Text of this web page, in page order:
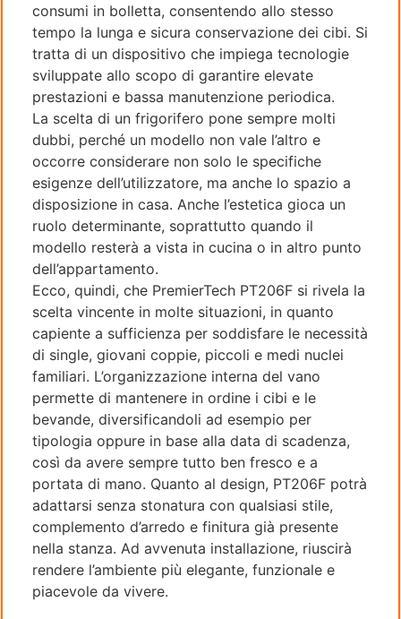
consumi in bolletta, consentendo allo stesso
tempo la lunga e sicura conservazione dei cibi. Si
tratta di un dispositivo che impiega tecnologie
sviluppate allo scopo di garantire elevate
prestazioni e bassa manutenzione periodica.
La scelta di un frigorifero pone sempre molti
dubbi, perché un modello non vale l’altro e
occorre considerare non solo le specifiche
esigenze dell’utilizzatore, ma anche lo spazio a
disposizione in casa. Anche l’estetica gioca un
ruolo determinante, soprattutto quando il
modello resterà a vista in cucina o in altro punto
dell’appartamento.
Ecco, quindi, che PremierTech PT206F si rivela la
scelta vincente in molte situazioni, in quanto
capiente a sufficienza per soddisfare le necessità
di single, giovani coppie, piccoli e medi nuclei
familiari. L’organizzazione interna del vano
permette di mantenere in ordine i cibi e le
bevande, diversificandoli ad esempio per
tipologia oppure in base alla data di scadenza,
così da avere sempre tutto ben fresco e a
portata di mano. Quanto al design, PT206F potrà
adattarsi senza stonatura con qualsiasi stile,
complemento d’arredo e finitura già presente
nella stanza. Ad avvenuta installazione, riuscirà
rendere l’ambiente più elegante, funzionale e
piacevole da vivere.